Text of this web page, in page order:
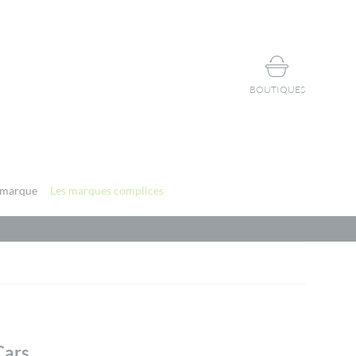
BOUTIQUES
Les marques complices